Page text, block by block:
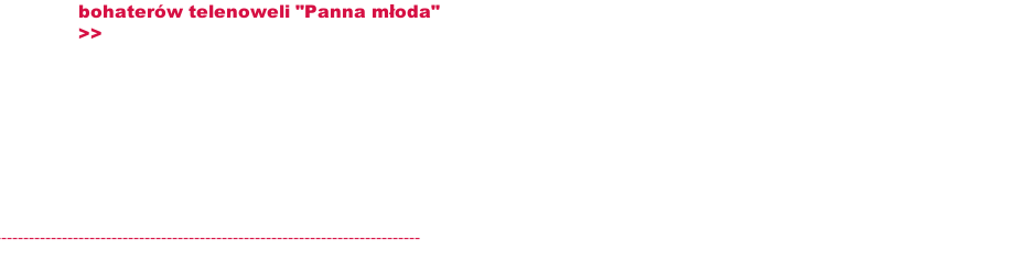
bohaterów telenoweli "Panna młoda"
>>